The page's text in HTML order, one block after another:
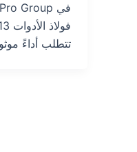
تتطلب أداءً